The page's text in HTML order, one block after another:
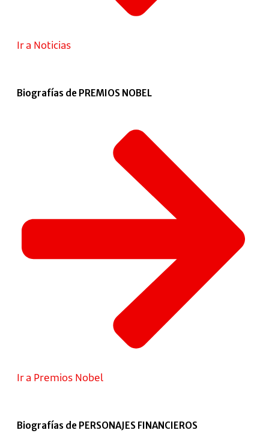
Ir a Noticias
Biografías de PREMIOS NOBEL
Ir a Premios Nobel
Biografías de PERSONAJES FINANCIEROS